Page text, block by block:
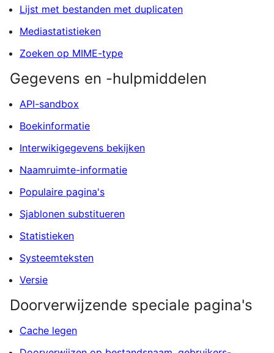
Lijst met bestanden met duplicaten
Mediastatistieken
Zoeken op MIME-type
Gegevens en -hulpmiddelen
API-sandbox
Boekinformatie
Interwikigegevens bekijken
Naamruimte-informatie
Populaire pagina's
Sjablonen substitueren
Statistieken
Systeemteksten
Versie
Doorverwijzende speciale pagina's
Cache legen